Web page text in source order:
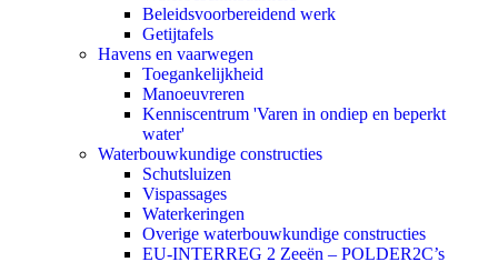
Beleidsvoorbereidend werk
Getijtafels
Havens en vaarwegen
Toegankelijkheid
Manoeuvreren
Kenniscentrum 'Varen in ondiep en beperkt
water'
Waterbouwkundige constructies
Schutsluizen
Vispassages
Waterkeringen
Overige waterbouwkundige constructies
EU-INTERREG 2 Zeeën – POLDER2C’s